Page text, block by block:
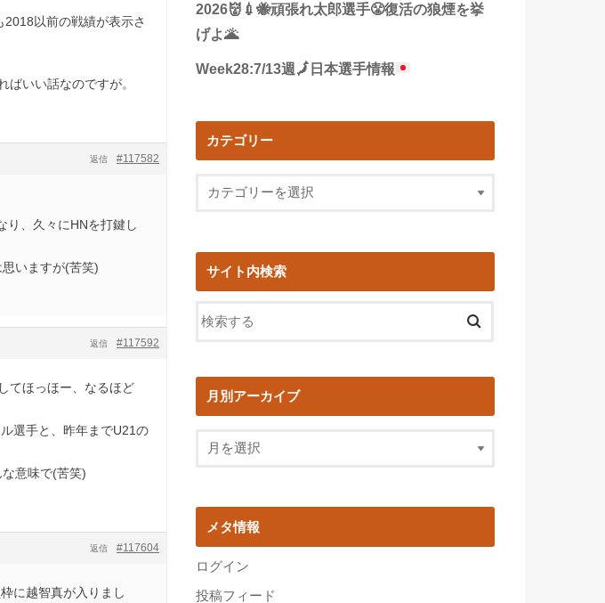
以前の戦績が表示さ
いい話なのですが。
#117582
返信
り、久々にHNを打鍵し
いますが(苦笑)
#117592
返信
てほっほー、なるほど
選手と、昨年までU21の
意味で(苦笑)
#117604
返信
に越智真が入りまし
2026👹💉🐝頑張れ太郎選手😤復活の狼煙を挙
げよ🌋
Week28:7/13週 🗾 日本選手情報
カテゴリー
サイト内検索
月別アーカイブ
メタ情報
ログイン
投稿フィード